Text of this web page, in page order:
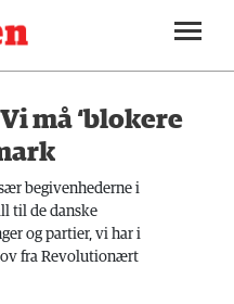
må ‘blokere
begivenhederne i
til de danske
og partier, vi har i
fra Revolutionært